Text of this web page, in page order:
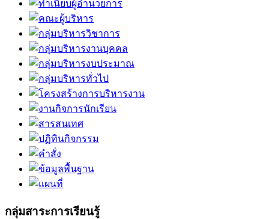
กลุ่มสาระการเรียนรู้